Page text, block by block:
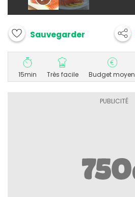
Sauvegarder
15min Très facile Budget moyen